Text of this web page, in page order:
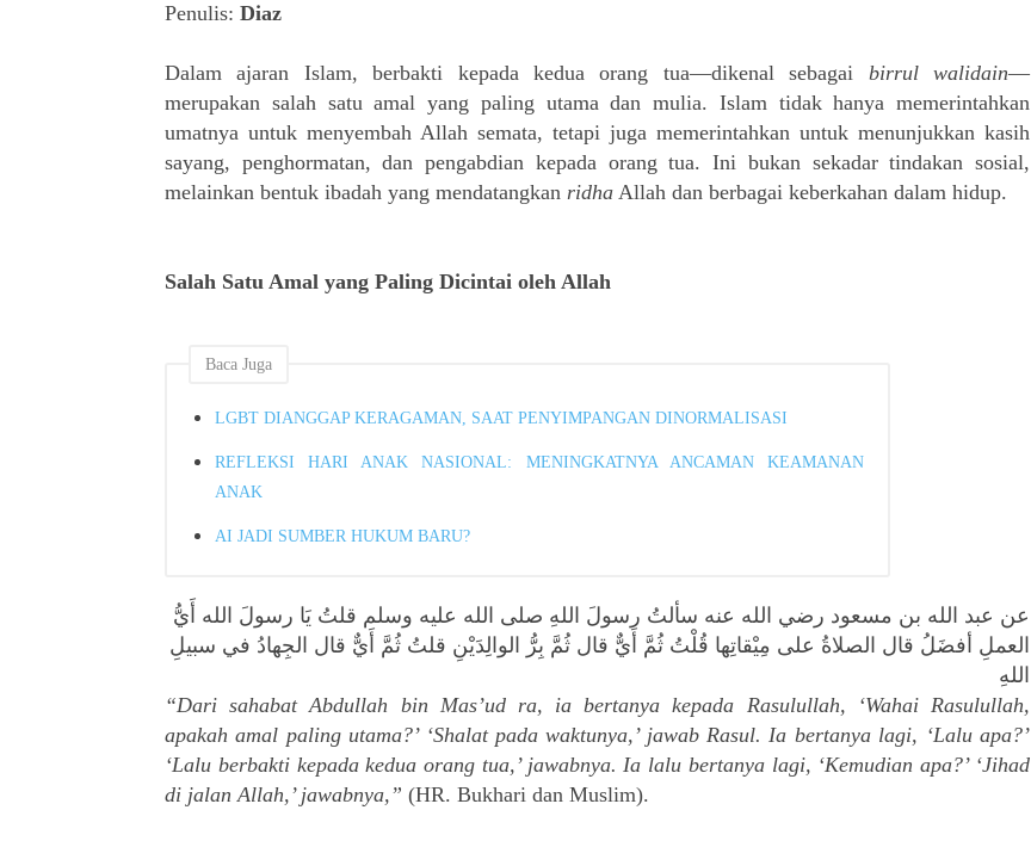
Penulis: Diaz
Dalam ajaran Islam, berbakti kepada kedua orang tua—dikenal sebagai birrul walidain—
merupakan salah satu amal yang paling utama dan mulia. Islam tidak hanya memerintahkan
umatnya untuk menyembah Allah semata, tetapi juga memerintahkan untuk menunjukkan kasih
sayang, penghormatan, dan pengabdian kepada orang tua. Ini bukan sekadar tindakan sosial,
melainkan bentuk ibadah yang mendatangkan ridha Allah dan berbagai keberkahan dalam hidup.
Salah Satu Amal yang Paling Dicintai oleh Allah
Baca Juga
LGBT DIANGGAP KERAGAMAN, SAAT PENYIMPANGAN DINORMALISASI
REFLEKSI HARI ANAK NASIONAL: MENINGKATNYA ANCAMAN KEAMANAN
ANAK
AI JADI SUMBER HUKUM BARU?
عن عبد الله بن مسعود رضي الله عنه سألتُ رسولَ اللهِ صلى الله عليه وسلم قلتُ يَا رسولَ الله أَيُّ
العملِ أفضَلُ قال الصلاةُ على مِيْقاتِها قُلْتُ ثُمَّ أَيٌّ قال ثُمَّ بِرُّ الوالِدَيْنِ قلتُ ثُمَّ أَيٌّ قال الجِهادُ في سبيلِ
اللهِ
“Dari sahabat Abdullah bin Mas’ud ra, ia bertanya kepada Rasulullah, ‘Wahai Rasulullah,
apakah amal paling utama?’ ‘Shalat pada waktunya,’ jawab Rasul. Ia bertanya lagi, ‘Lalu apa?’
‘Lalu berbakti kepada kedua orang tua,’ jawabnya. Ia lalu bertanya lagi, ‘Kemudian apa?’ ‘Jihad
di jalan Allah,’ jawabnya,” (HR. Bukhari dan Muslim).